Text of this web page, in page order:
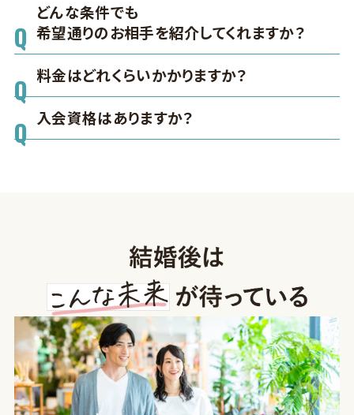
どんな条件でも
希望通りのお相手を紹介してくれますか？
料金はどれくらいかかりますか？
入会資格はありますか？